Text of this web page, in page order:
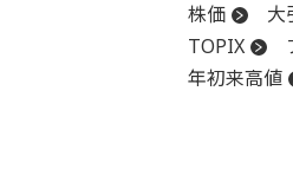
株価 大
TOPIX
年初来高値